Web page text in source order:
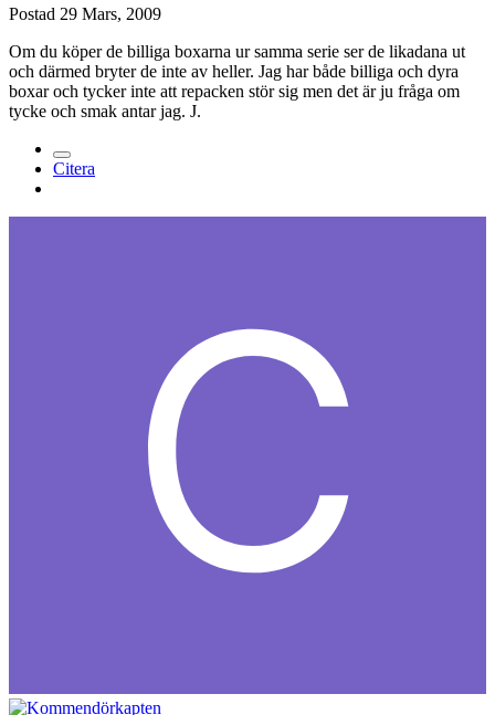
Postad 29 Mars, 2009
Om du köper de billiga boxarna ur samma serie ser de likadana ut
och därmed bryter de inte av heller. Jag har både billiga och dyra
boxar och tycker inte att repacken stör sig men det är ju fråga om
tycke och smak antar jag. J.
Citera